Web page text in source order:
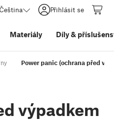
Čeština Přihlásit se
Materiály Díly&
Power panic (ochrana před
výpadkem